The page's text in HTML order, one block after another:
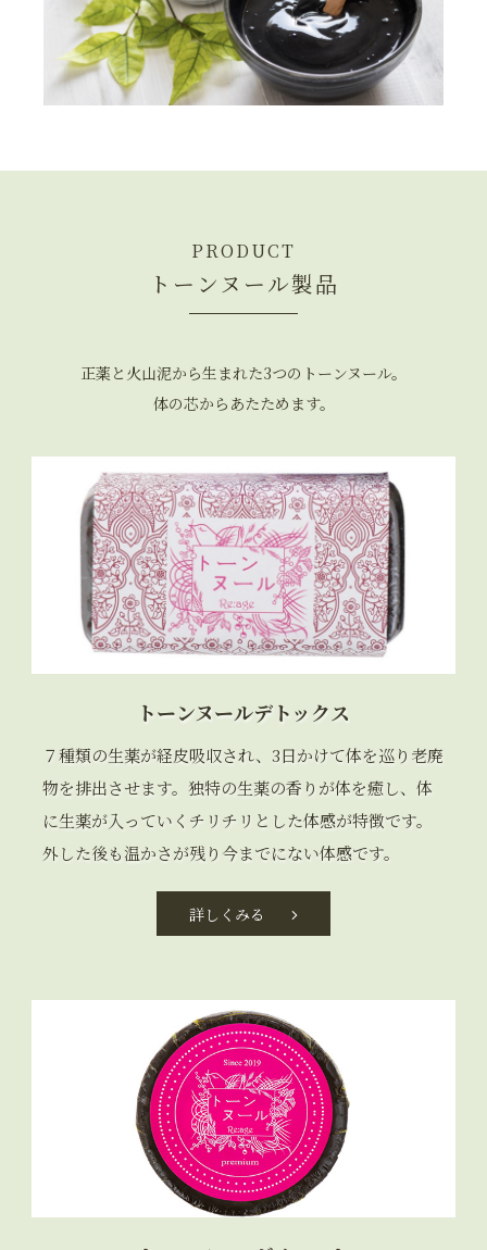
PRODUCT
トーンヌール製品
正薬と火山泥から生まれた3つのトーンヌール。
体の芯からあたためます。
トーンヌールデトックス
７種類の生薬が経皮吸収され、3日かけて体を巡り老廃
物を排出させます。独特の生薬の香りが体を癒し、体
に生薬が入っていくチリチリとした体感が特徴です。
外した後も温かさが残り今までにない体感です。
詳しくみる